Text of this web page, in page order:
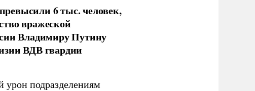
6 тыс. человек,
вражеской
Владимиру Путину
ВДВ гвардии
урон подразделениям